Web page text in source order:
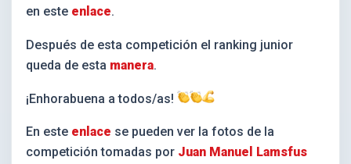
en este enlace.
Después de esta competición el ranking junior
queda de esta manera.
¡Enhorabuena a todos/as!
En este enlace se pueden ver la fotos de la
competición tomadas por Juan Manuel Lamsfus